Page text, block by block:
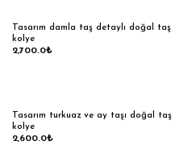
Tasarım damla taş detaylı doğal taş
kolye
2,700.0₺
Tasarım turkuaz ve ay taşı doğal taş
kolye
2,600.0₺